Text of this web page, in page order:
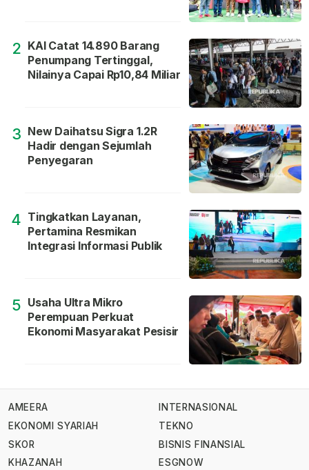
2 KAI Catat 14.890 Barang
Penumpang Tertinggal,
Nilainya Capai Rp10,84 Miliar
3 New Daihatsu Sigra 1.2R
Hadir dengan Sejumlah
Penyegaran
4 Tingkatkan Layanan,
Pertamina Resmikan
Integrasi Informasi Publik
5 Usaha Ultra Mikro
Perempuan Perkuat
Ekonomi Masyarakat Pesisir
AMEERA
EKONOMI SYARIAH
SKOR
KHAZANAH
INTERNASIONAL
TEKNO
BISNIS FINANSIAL
ESGNOW